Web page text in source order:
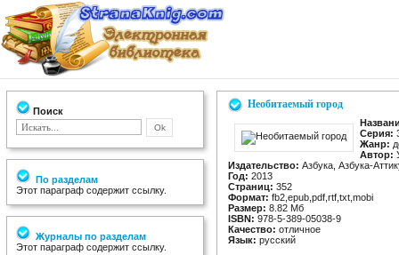
Поиск
По разделам
Этот параграф содержит ссылку.
Журналы по разделам
Этот параграф содержит ссылку.
Необитаемый город
Серия:
Жанр:
Автор:
Издательство: Азбука, Азбука-
Год: 2013
Страниц: 352
Формат: fb2,epub,pdf,rtf,txt,mobi
Размер: 8.82 Мб
ISBN: 978-5-389-05038-9
Качество: отличное
Язык: русский